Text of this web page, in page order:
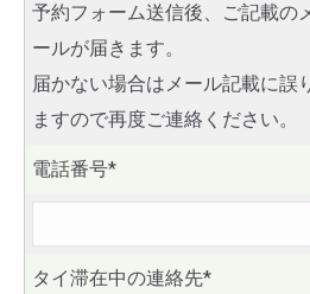
予約フォーム送信後、ご記載の
ールが届きます。
届かない場合はメール記載に誤
ますので再度ご連絡ください。
電話番号*
タイ滞在中の連絡先*